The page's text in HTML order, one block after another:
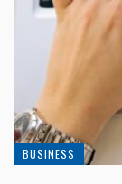
BUSINESS